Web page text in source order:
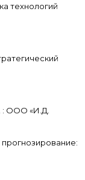
технологий
: ООО «И.Д.